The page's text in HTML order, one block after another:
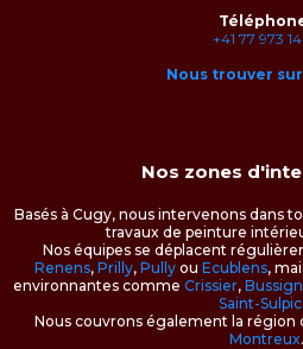
+41 77 973 14
Nous trouver
Nos zones
Basés à Cugy, nous intervenons dans
travaux de peinture
Nos équipes se déplacent
Renens, Prilly, Pully ou Ecublens,
environnantes comme Crissier,
Saint-
Nous couvrons également la région
Montreux.